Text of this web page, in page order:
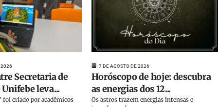
2026
Secretaria de
Unifebe leva...
foi criado por acadêmicos
7 DE AGOSTO DE 2026
Horóscopo de hoje: descubra
as energias dos 12...
Os astros trazem energias intensas e